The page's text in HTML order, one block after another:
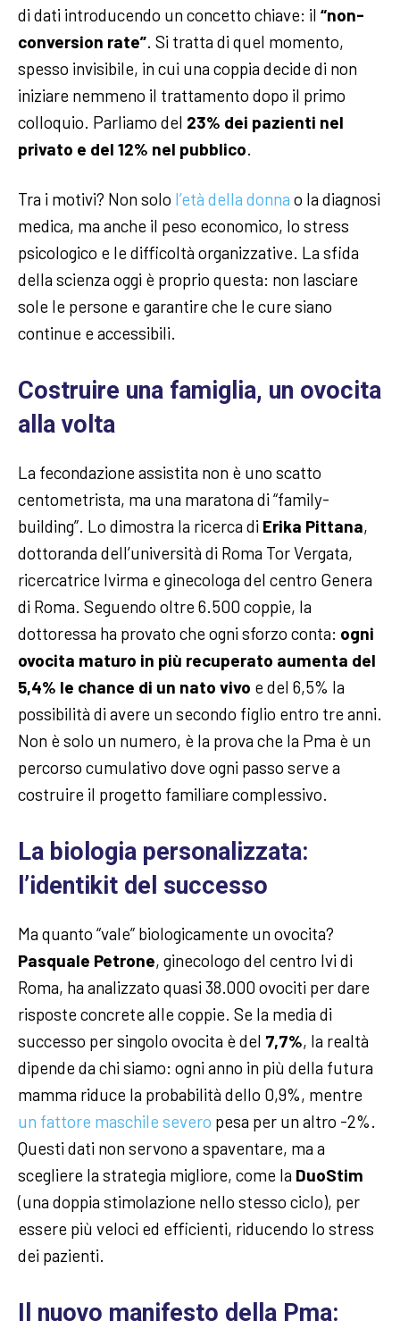
di dati introducendo un concetto chiave: il “non-
conversion rate”. Si tratta di quel momento,
spesso invisibile, in cui una coppia decide di non
iniziare nemmeno il trattamento dopo il primo
colloquio. Parliamo del 23% dei pazienti nel
privato e del 12% nel pubblico.
Tra i motivi? Non solo l’età della donna o la diagnosi
medica, ma anche il peso economico, lo stress
psicologico e le difficoltà organizzative. La sfida
della scienza oggi è proprio questa: non lasciare
sole le persone e garantire che le cure siano
continue e accessibili.
Costruire una famiglia, un ovocita
alla volta
La fecondazione assistita non è uno scatto
centometrista, ma una maratona di “family-
building”. Lo dimostra la ricerca di Erika Pittana,
dottoranda dell’università di Roma Tor Vergata,
ricercatrice Ivirma e ginecologa del centro Genera
di Roma. Seguendo oltre 6.500 coppie, la
dottoressa ha provato che ogni sforzo conta: ogni
ovocita maturo in più recuperato aumenta del
5,4% le chance di un nato vivo e del 6,5% la
possibilità di avere un secondo figlio entro tre anni.
Non è solo un numero, è la prova che la Pma è un
percorso cumulativo dove ogni passo serve a
costruire il progetto familiare complessivo.
La biologia personalizzata:
l’identikit del successo
Ma quanto “vale” biologicamente un ovocita?
Pasquale Petrone, ginecologo del centro Ivi di
Roma, ha analizzato quasi 38.000 ovociti per dare
risposte concrete alle coppie. Se la media di
successo per singolo ovocita è del 7,7%, la realtà
dipende da chi siamo: ogni anno in più della futura
mamma riduce la probabilità dello 0,9%, mentre
un fattore maschile severo pesa per un altro -2%.
Questi dati non servono a spaventare, ma a
scegliere la strategia migliore, come la DuoStim
(una doppia stimolazione nello stesso ciclo), per
essere più veloci ed efficienti, riducendo lo stress
dei pazienti.
Il nuovo manifesto della Pma: